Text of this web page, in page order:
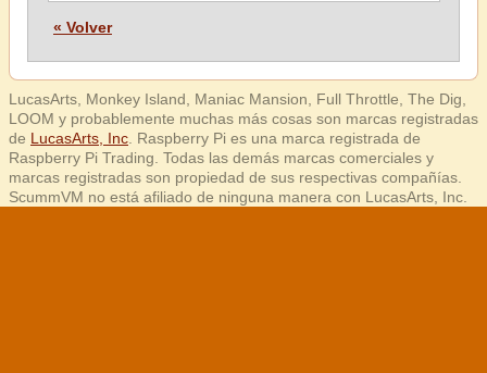
« Volver
LucasArts, Monkey Island, Maniac Mansion, Full Throttle, The Dig,
LOOM y probablemente muchas más cosas son marcas registradas
de LucasArts, Inc . Raspberry Pi es una marca registrada de
Raspberry Pi Trading. Todas las demás marcas comerciales y
marcas registradas son propiedad de sus respectivas compañías.
ScummVM no está afiliado de ninguna manera con LucasArts, Inc.